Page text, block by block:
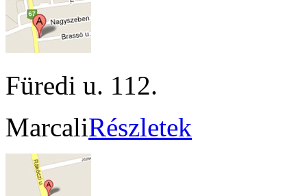
Füredi u. 112.
MarcaliRészletek